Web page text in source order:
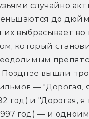
случайно
до
их выбрасывает во
который
Позднее вышли
— "Дорогая,
год) и "Дорогая, я
год) — и